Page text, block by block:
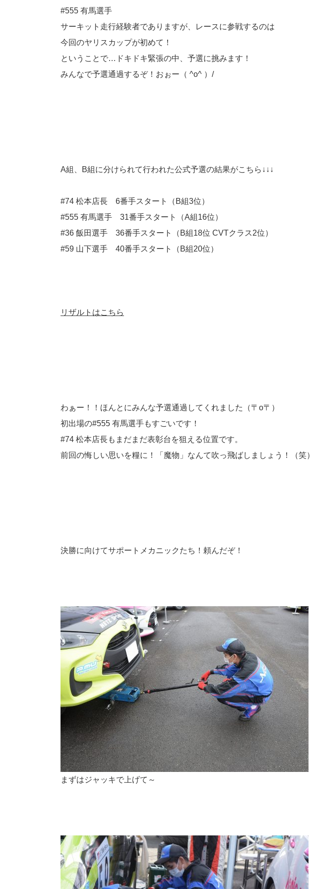
#555 有馬選手
サーキット走行経験者でありますが、レースに参戦するのは
今回のヤリスカップが初めて！
ということで…ドキドキ緊張の中、予選に挑みます！
みんなで予選通過するぞ！おぉー（ ^o^ ）/
A組、B組に分けられて行われた公式予選の結果がこちら↓↓↓
#74 松本店長 6番手スタート（B組3位）
#555 有馬選手 31番手スタート（A組16位）
#36 飯田選手 36番手スタート（B組18位 CVTクラス2位）
#59 山下選手 40番手スタート（B組20位）
リザルトはこちら
わぁー！！ほんとにみんな予選通過してくれました（〒o〒）
初出場の#555 有馬選手もすごいです！
#74 松本店長もまだまだ表彰台を狙える位置です。
前回の悔しい思いを糧に！「魔物」なんて吹っ飛ばしましょう！（笑）
決勝に向けてサポートメカニックたち！頼んだぞ！
まずはジャッキで上げて～